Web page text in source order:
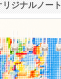
ジナルノー